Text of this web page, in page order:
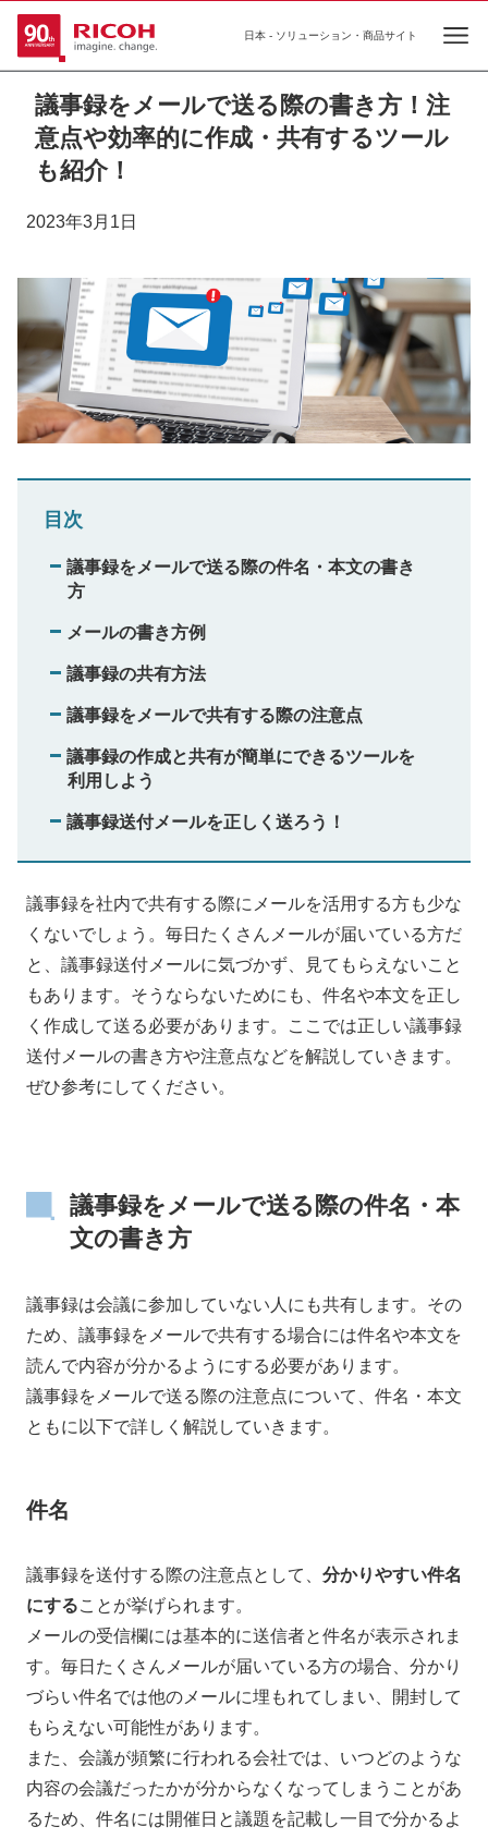
日本 - ソリューション・商品サイト
議事録をメールで送る際の書き方！注
意点や効率的に作成・共有するツール
も紹介！
2023年3月1日
目次
議事録をメールで送る際の件名・本文の書き
方
メールの書き方例
議事録の共有方法
議事録をメールで共有する際の注意点
議事録の作成と共有が簡単にできるツールを
利用しよう
議事録送付メールを正しく送ろう！
議事録を社内で共有する際にメールを活用する方も少な
くないでしょう。毎日たくさんメールが届いている方だ
と、議事録送付メールに気づかず、見てもらえないこと
もあります。そうならないためにも、件名や本文を正し
く作成して送る必要があります。ここでは正しい議事録
送付メールの書き方や注意点などを解説していきます。
ぜひ参考にしてください。
議事録をメールで送る際の件名・本
文の書き方
議事録は会議に参加していない人にも共有します。その
ため、議事録をメールで共有する場合には件名や本文を
読んで内容が分かるようにする必要があります。
議事録をメールで送る際の注意点について、件名・本文
ともに以下で詳しく解説していきます。
件名
議事録を送付する際の注意点として、 分かりやすい件名
にすることが挙げられます。
メールの受信欄には基本的に送信者と件名が表示されま
す。毎日たくさんメールが届いている方の場合、分かり
づらい件名では他のメールに埋もれてしまい、開封して
もらえない可能性があります。
また、会議が頻繁に行われる会社では、いつどのような
内容の会議だったかが分からなくなってしまうことがあ
るため、件名には開催日と議題を記載し一目で分かるよ